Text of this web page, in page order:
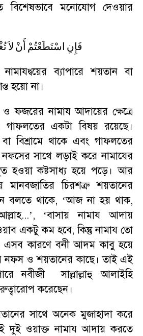
বিশেষভাবে মনোযোগ দেওয়ার
فَإِنِ اسْتَطَعْتُمْ أَنْ لاَ
ব্যাপারে শয়তান বা
হয়ো না।
ফজরের নামায আদায়ের ক্ষেত্রে
গাফলতের একটা বিষয় রয়েছে।
বিশ্রামে থাকে এবং গাফলতের
সাথে লড়াই করে নামাযের
হওয়া কষ্টসাধ্য হয়ে পড়ে। আর
চিরশত্রু শয়তানের
বলতে থাকে, ‘আজ না হয় থাক,
’, ‘বাসায় নামায আদায়
একটু কম হবে,কিন্তু নামায তো
এসব কারণে বনী আদম কাবু হয়ে
নফস ও শয়তানের কাছে। তাই এই
নবীজী সাল্লাল্লাহু আলাইহি
করেছেন।
সাথে অনেক মুজাহাদা করে
দুই ওয়াক্ত নামায আদায় করতে